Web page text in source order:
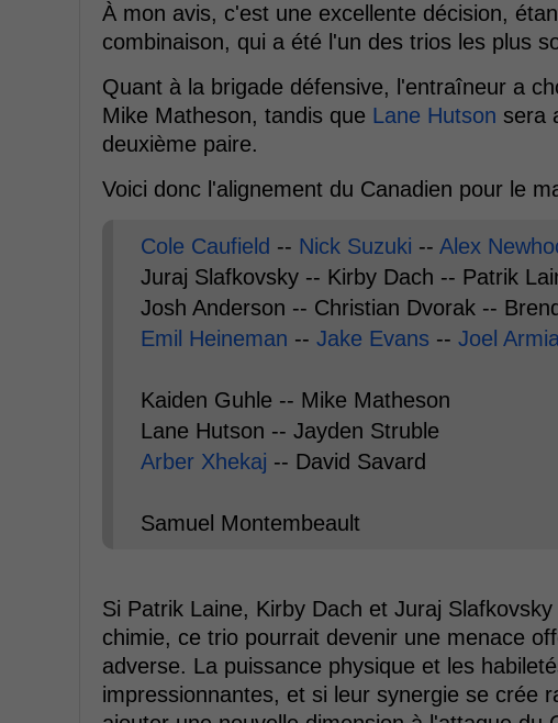
À mon avis, c'est une excellente décision,
combinaison, qui a été l'un des trios les plus
Quant à la brigade défensive, l'entraîneur a
Mike Matheson, tandis que Lane Hutson sera
deuxième paire.
Voici donc l'alignement du Canadien pour le
Cole Caufield -- Nick Suzuki -- Alex
Juraj Slafkovsky -- Kirby Dach -- Patrik
Josh Anderson -- Christian Dvorak --
Emil Heineman -- Jake Evans -- Joel Armia
Kaiden Guhle -- Mike Matheson
Lane Hutson -- Jayden Struble
Arber Xhekaj -- David Savard
Samuel Montembeault
Si Patrik Laine, Kirby Dach et Juraj
chimie, ce trio pourrait devenir une menace
adverse. La puissance physique et les
impressionnantes, et si leur synergie se crée